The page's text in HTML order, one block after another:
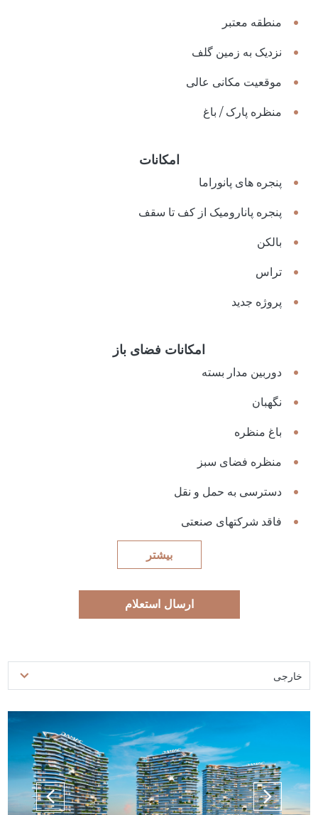
منطقه معتبر
نزدیک به زمین گلف
موقعیت مکانی عالی
منظره پارک / باغ
امکانات
پنجره های پانوراما
پنجره پانارومیک از کف تا سقف
بالکن
تراس
پروژه جدید
امکانات فضای باز
دوربین مدار بسته
نگهبان
باغ منظره
منظره فضای سبز
دسترسی به حمل و نقل
فاقد شرکتهای صنعتی
بیشتر
ارسال استعلام
خارجی